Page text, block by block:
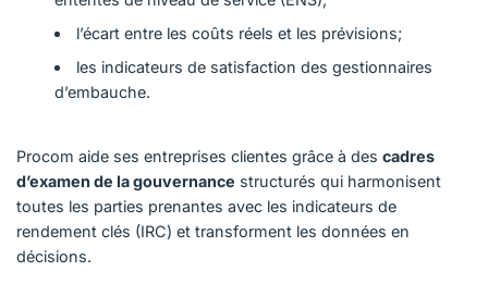
l’écart entre les coûts réels et les prévisions;
les indicateurs de satisfaction des gestionnaires
d’embauche.
Procom aide ses entreprises clientes grâce à des cadres
d’examen de la gouvernance structurés qui harmonisent
toutes les parties prenantes avec les indicateurs de
rendement clés (IRC) et transforment les données en
décisions.